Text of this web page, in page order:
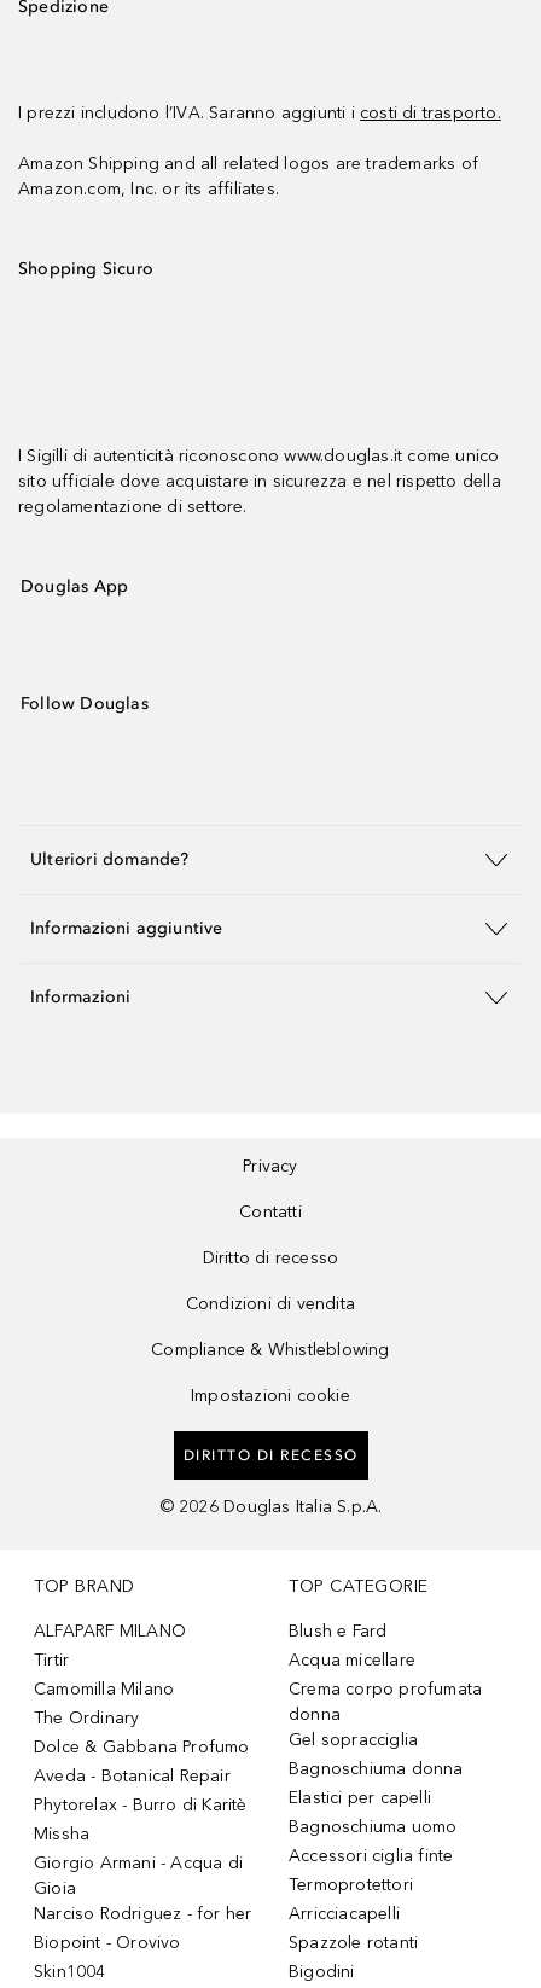
Spedizione
I prezzi includono l’IVA. Saranno aggiunti i costi di trasporto.
Amazon Shipping and all related logos are trademarks of
Amazon.com, Inc. or its affiliates.
Shopping Sicuro
I Sigilli di autenticità riconoscono www.douglas.it come unico
sito ufficiale dove acquistare in sicurezza e nel rispetto della
regolamentazione di settore.
Douglas App
Follow Douglas
Ulteriori domande?
Informazioni aggiuntive
Informazioni
Privacy
Contatti
Diritto di recesso
Condizioni di vendita
Compliance & Whistleblowing
Impostazioni cookie
DIRITTO DI RECESSO
© 2026 Douglas Italia S.p.A.
TOP BRAND
ALFAPARF MILANO
Tirtir
Camomilla Milano
The Ordinary
Dolce & Gabbana Profumo
Aveda - Botanical Repair
Phytorelax - Burro di Karitè
Missha
Giorgio Armani - Acqua di
Gioia
Narciso Rodriguez - for her
Biopoint - Orovivo
Skin1004
TOP CATEGORIE
Blush e Fard
Acqua micellare
Crema corpo profumata
donna
Gel sopracciglia
Bagnoschiuma donna
Elastici per capelli
Bagnoschiuma uomo
Accessori ciglia finte
Termoprotettori
Arricciacapelli
Spazzole rotanti
Bigodini